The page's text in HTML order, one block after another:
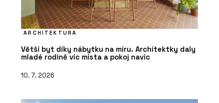
ARCHITEKTURA
Větší byt díky nábytku na míru. Architektky daly
mladé rodině víc místa a pokoj navíc
10. 7. 2026